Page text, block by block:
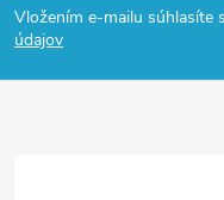
p
Vložením e-mailu súhlasíte s
údajov